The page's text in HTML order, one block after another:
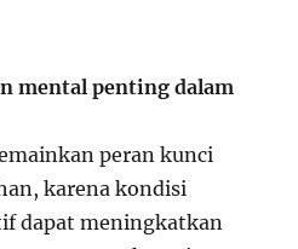
mental penting dalam
peran kunci
karena kondisi
dapat meningkatkan